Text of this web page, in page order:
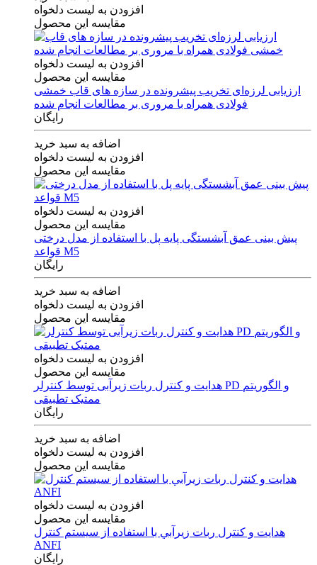
افزودن به لیست دلخواه
مقایسه این محصول
افزودن به لیست دلخواه
مقایسه این محصول
ارزیابی لرزه‌ای تخریب پیشرونده در سازه های قاب خمشی
فولادی همراه با مروری بر مطالعات انجام شده
رایگان
اضافه به سبد خرید
افزودن به لیست دلخواه
مقایسه این محصول
افزودن به لیست دلخواه
مقایسه این محصول
پیش بینی عمق آبشستگی پایه پل با استفاده از مدل درختی
قواعد M5
رایگان
اضافه به سبد خرید
افزودن به لیست دلخواه
مقایسه این محصول
افزودن به لیست دلخواه
مقایسه این محصول
هدایت و کنترل ربات زیرآبی توسط کنترلر PD و الگوریتم
ممتیک تطبیقی
رایگان
اضافه به سبد خرید
افزودن به لیست دلخواه
مقایسه این محصول
افزودن به لیست دلخواه
مقایسه این محصول
هدايت و كنترل ربات زيرآبي با استفاده از سيستم كنترل
ANFI
رایگان